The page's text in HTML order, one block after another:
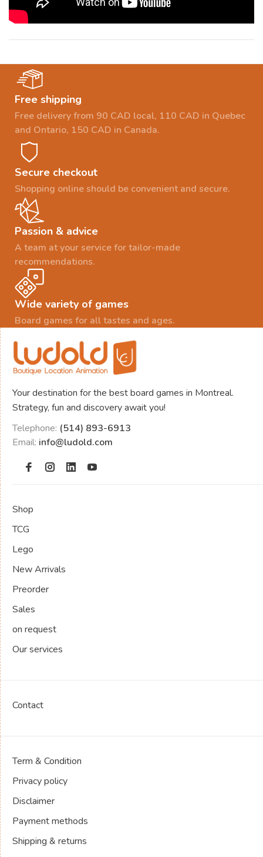
Free shipping
Free delivery from 90 CAD local, 110 CAD in Quebec
and Ontario, 150 CAD in Canada.
Secure checkout
Shopping online should be convenient and secure.
Passion & advice
A team at your service for tailor-made
recommendations.
Wide variety of games
Board games for all tastes and ages.
Your destination for the best board games in Montreal.
Strategy, fun and discovery await you!
Telephone: (514) 893-6913
Email: info@ludold.com
Shop
TCG
Lego
New Arrivals
Preorder
Sales
on request
Our services
Contact
Term & Condition
Privacy policy
Disclaimer
Payment methods
Shipping & returns